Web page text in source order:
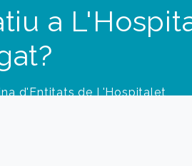
a
d'Entitats de L'Hospitalet